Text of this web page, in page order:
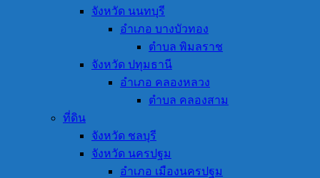
จังหวัด นนทบุรี
อำเภอ บางบัวทอง
ตำบล พิมลราช
จังหวัด ปทุมธานี
อำเภอ คลองหลวง
ตำบล คลองสาม
ที่ดิน
จังหวัด ชลบุรี
จังหวัด นครปฐม
อำเภอ เมืองนครปฐม